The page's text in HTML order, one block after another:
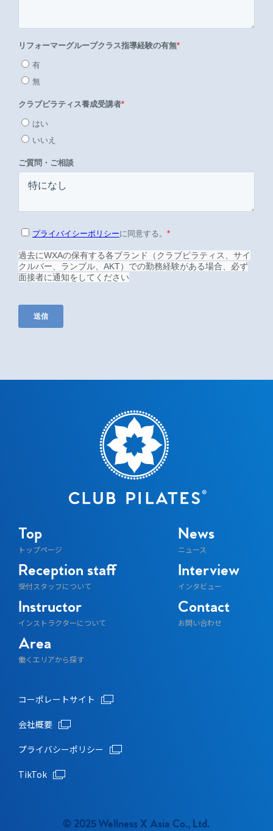
Top
トップページ
News
ニュース
Reception staff
受付スタッフについて
Interview
インタビュー
Instructor
インストラクターについて
Contact
お問い合わせ
Area
働くエリアから探す
コーポレートサイト
会社概要
プライバシーポリシー
TikTok
© 2025 Wellness X Asia Co., Ltd.